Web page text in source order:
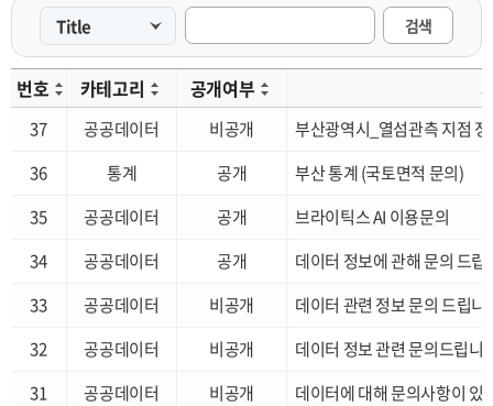
검색
번호 카테고리 공개여부
37 공공데이터 비공개
부산광역시_열섬관측 지점
36
통계 공개
부산 통계 (국토면적 문의)
35
공공데이터 공개
브라이틱스 AI 이용문의
34
공공데이터 공개
데이터 정보에 관해 문의 드립
33
공공데이터 비공개
데이터 관련 정보 문의 드립니
32
공공데이터 비공개
데이터 정보 관련 문의드립니
31
공공데이터 비공개
데이터에 대해 문의사항이 있